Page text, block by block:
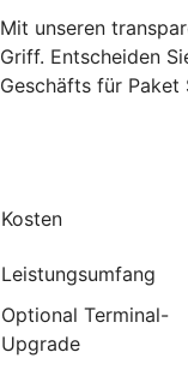
Mit unseren
Griff. Entscheiden
Geschäfts für Paket
Kosten
Leistungsumfang
Optional Terminal-
Upgrade